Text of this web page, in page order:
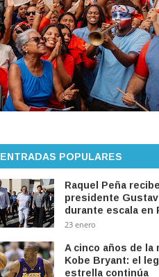
ENTRADAS POPULARES
Raquel Peña
presidente
durante escala en
23 enero
A cinco años de la
Kobe Bryant: el
estrella continúa